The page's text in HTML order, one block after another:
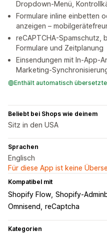
Dropdown-Menü,
Formulare inline einbetten
anzeigen –
reCAPTCHA-Spamschutz,
Formulare und Zeitplanung
Einsendungen mit In-App-
Marketing-
Enthält automatisch
Beliebt bei Shops wie deinem
Sitz in den USA
Sprachen
Englisch
Für diese App ist keine
Kompatibel mit
Shopify Flow Shopify-
Omnisend
reCaptcha
Kategorien